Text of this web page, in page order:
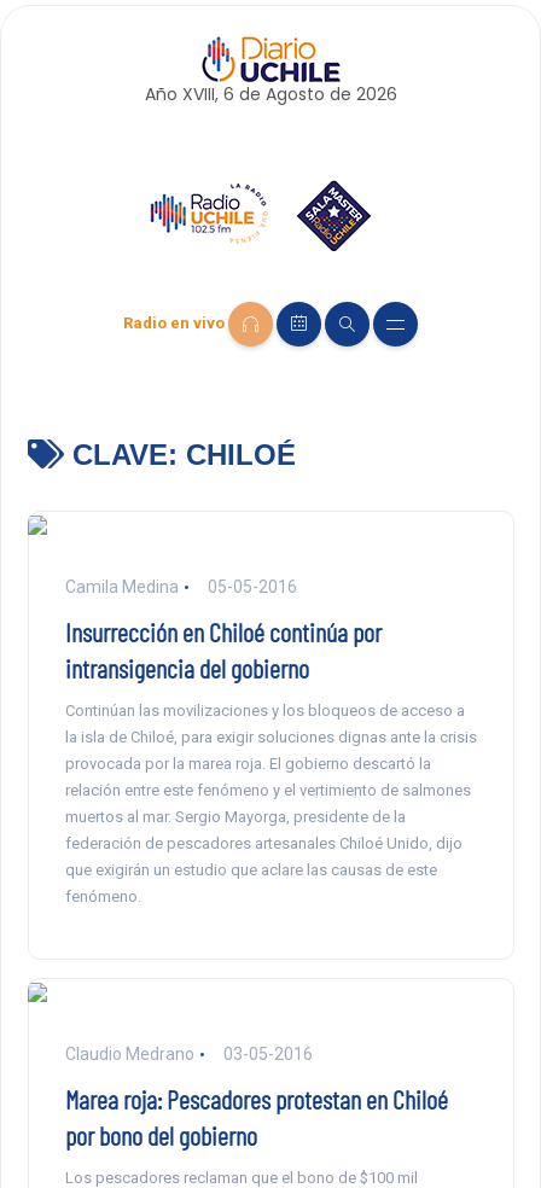
Año XVIII, 6 de Agosto de 2026
Radio en vivo
CLAVE: CHILOÉ
Camila Medina 05-05-2016
Insurrección en Chiloé continúa por
intransigencia del gobierno
Continúan las movilizaciones y los bloqueos de acceso a
la isla de Chiloé, para exigir soluciones dignas ante la crisis
provocada por la marea roja. El gobierno descartó la
relación entre este fenómeno y el vertimiento de salmones
muertos al mar. Sergio Mayorga, presidente de la
federación de pescadores artesanales Chiloé Unido, dijo
que exigirán un estudio que aclare las causas de este
fenómeno.
Claudio Medrano 03-05-2016
Marea roja: Pescadores protestan en Chiloé
por bono del gobierno
Los pescadores reclaman que el bono de $100 mil